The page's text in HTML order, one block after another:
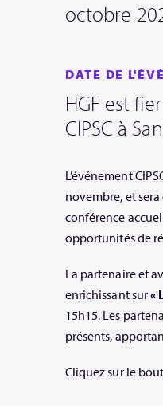
octobre
DATE DE
HGF est
CIPSC à
L’événement
novembre, et
conférence
opportunités de
La partenaire et
enrichissant sur«
15h15. Les
présents,
Cliquez sur le